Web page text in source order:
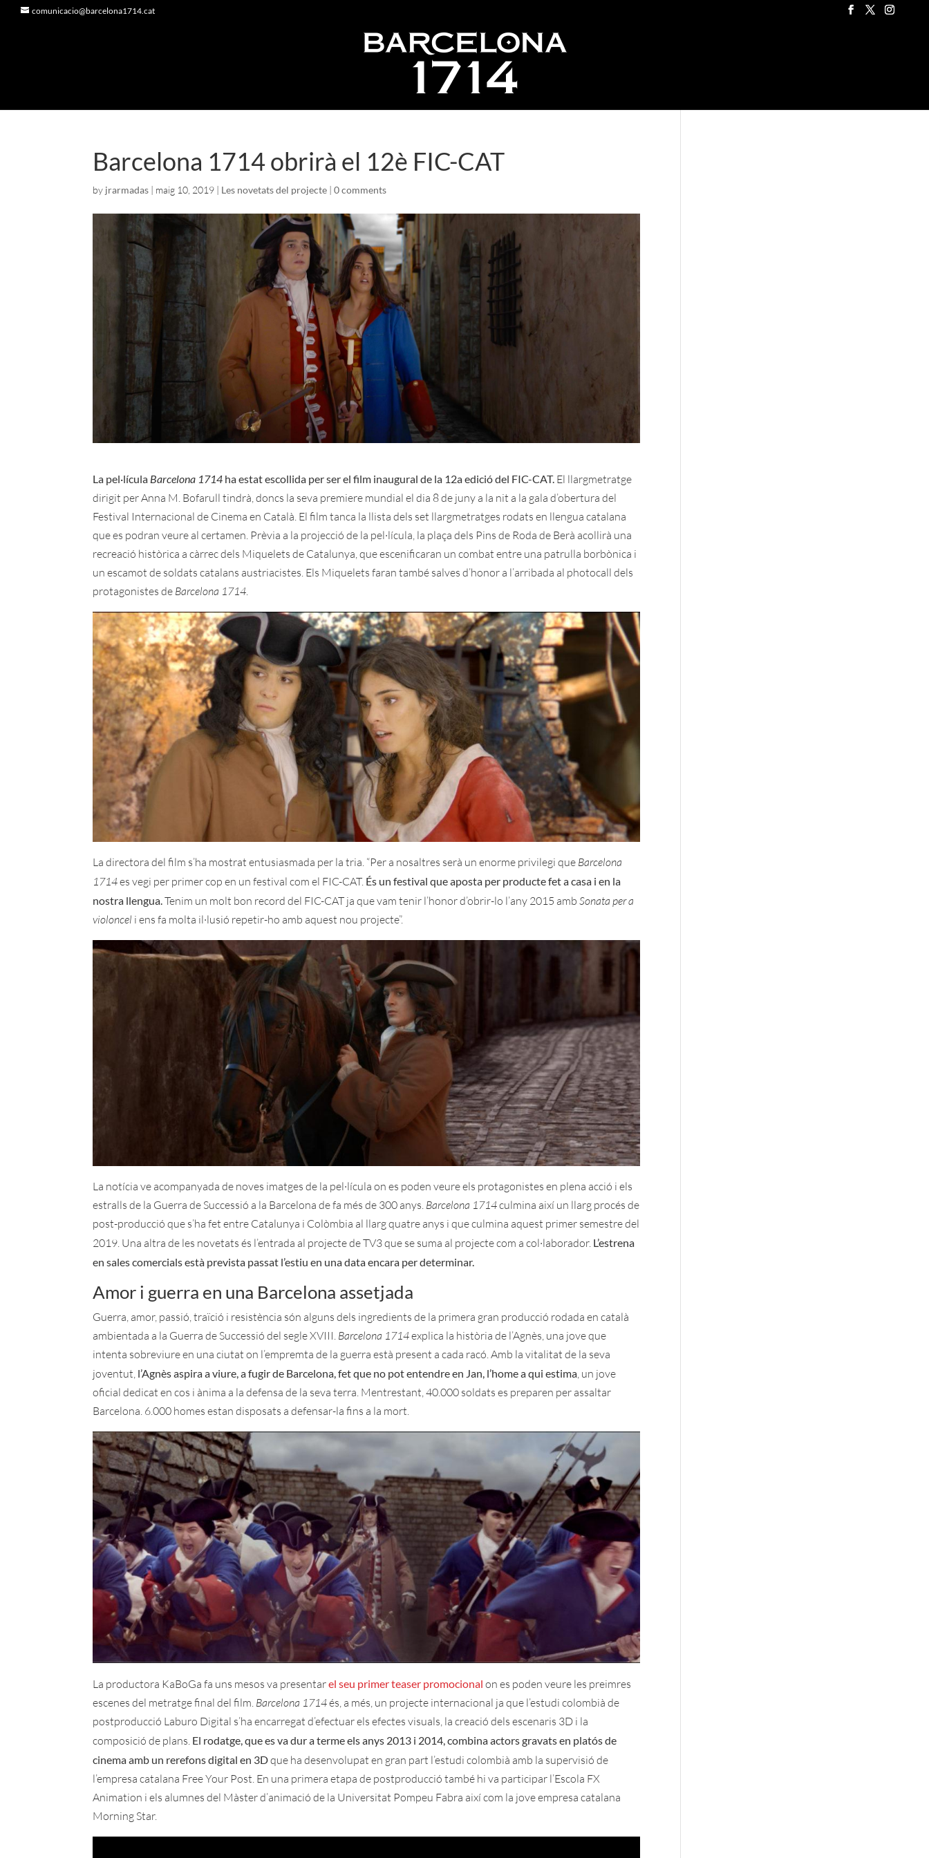
comunicacio@barcelona1714.cat
Barcelona 1714 obrirà el 12è FIC-CAT
by jrarmadas | maig 10, 2019 | Les novetats del projecte |0 comments
La pel·lícula Barcelona 1714 ha estat escollida per ser el film inaugural de la 12a edició del FIC-CAT. El llargmetratge
dirigit per Anna M. Bofarull tindrà, doncs la seva premiere mundial el dia 8 de juny a la nit a la gala d’obertura del
Festival Internacional de Cinema en Català. El film tanca la llista dels set llargmetratges rodats en llengua catalana
que es podran veure al certamen. Prèvia a la projecció de la pel·lícula, la plaça dels Pins de Roda de Berà acollirà una
recreació històrica a càrrec dels Miquelets de Catalunya, que escenificaran un combat entre una patrulla borbònica i
un escamot de soldats catalans austriacistes. Els Miquelets faran també salves d’honor a l’arribada al photocall dels
protagonistes de Barcelona 1714
La directora del film s’ha mostrat entusiasmada per la tria. “Per a nosaltres serà un enorme privilegi que Barcelona
1714es vegi per primer cop en un festival com el FIC-CAT. És un festival que aposta per producte fet a casa i en la
nostra llengua. Tenim un molt bon record del FIC-CAT ja que vam tenir l’honor d’obrir-lo l’any 2015 ambSonata per a
violoncel i ens fa molta il·lusió repetir-ho amb aquest nou projecte”.
La notícia ve acompanyada de noves imatges de la pel·lícula on es poden veure els protagonistes en plena acció i els
estralls de la Guerra de Successió a la Barcelona de fa més de 300 anys. Barcelona 1714culmina així un llarg procés de
post-producció que s’ha fet entre Catalunya i Colòmbia al llarg quatre anys i que culmina aquest primer semestre del
2019. Una altra de les novetats és l’entrada al projecte de TV3 que se suma al projecte com a col·laborador. L’estrena
en sales comercials està prevista passat l’estiu en una data encara per determinar.
Amor i guerra en una Barcelona assetjada
Guerra, amor, passió, traïció i resistència són alguns dels ingredients de la primera gran producció rodada en català
ambientada a la Guerra de Successió del segle XVIII. Barcelona 1714explica la història de l’Agnès, una jove que
intenta sobreviure en una ciutat on l’empremta de la guerra està present a cada racó. Amb la vitalitat de la seva
joventut, l’Agnès aspira a viure, a fugir de Barcelona, fet que no pot entendre en Jan, l’home a qui estima, un jove
oficial dedicat en cos i ànima a la defensa de la seva terra. Mentrestant, 40.000 soldats es preparen per assaltar
Barcelona. 6.000 homes estan disposats a defensar-la fins a la mort.
La productora KaBoGa fa uns mesos va presentarel seu primer teaser promocional on es poden veure les preimres
escenes del metratge final del film. Barcelona 1714és, a més, un projecte internacional ja que l’estudi colombià de
postproducció Laburo Digital s’ha encarregat d’efectuar els efectes visuals, la creació dels escenaris 3D i la
composició de plans. El rodatge, que es va dur a terme els anys 2013 i 2014, combina actors gravats en platós de
cinema amb un rerefons digital en 3Dque ha desenvolupat en gran part l’estudi colombià amb la supervisió de
l’empresa catalana Free Your Post. En una primera etapa de postproducció també hi va participar l’Escola FX
Animation i els alumnes del Màster d’animació de la Universitat Pompeu Fabra així com la jove empresa catalana
Morning Star.